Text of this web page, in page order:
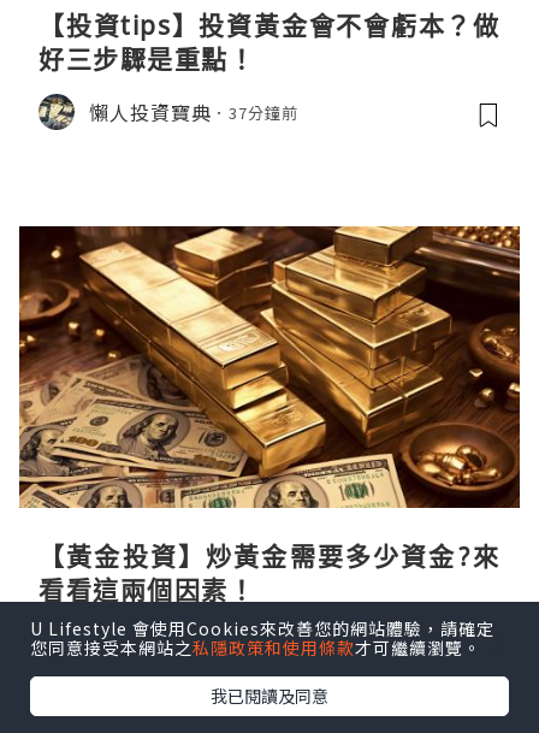
【投資tips】投資黃金會不會虧本？做
好三步驟是重點！
懶人投資寶典 37分鐘前
【黃金投資】炒黃金需要多少資金?來
看看這兩個因素！
DailyInvestment 51分鐘前
U Lifestyle 會使用Cookies來改善您的網站體驗，請確定
您同意接受本網站之私隱政策和使用條款才可繼續瀏覽。
我已閱讀及同意